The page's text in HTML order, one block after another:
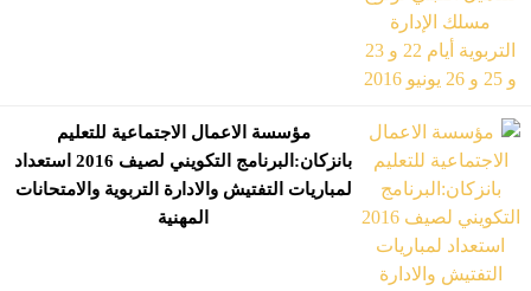
مؤسسة الاعمال الاجتماعية للتعليم
بانزكان:‎البرنامج التكويني لصيف 2016 استعداد
لمباريات التفتيش والادارة التربوية والامتحانات
المهنية